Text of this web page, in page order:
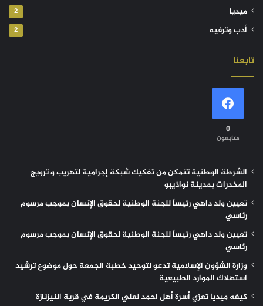
ميديا 2
أدب وترفيه 2
تابعنا
0
متابعون
الشرطة الوطنية تتمكن من تفكيك شبكة إجرامية لتهريب و ترويج
المخدرات بمدينة نواذيبو
تعيين ولد داهي رئيساً للجنة الوطنية لحقوق الإنسان بموجب مرسوم
رئاسي
تعيين ولد داهي رئيساً للجنة الوطنية لحقوق الإنسان بموجب مرسوم
رئاسي
وزارة الشؤون الإسلامية تدعو لتوحيد خطبة الجمعة حول موضوع ترشيد
استهلاك الموارد الطبيعية
كيفه ميديا تعزي أسرة أهل احمد لعلي الكريمة في قرية النيزنازة